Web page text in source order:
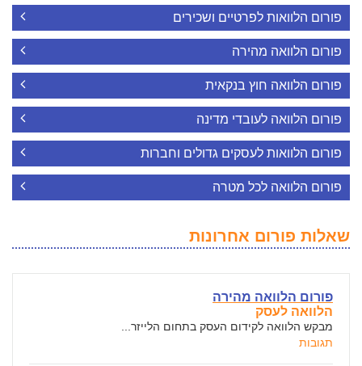
פורום הלוואות לפרטיים ושכירים
פורום הלוואה מהירה
פורום הלוואה חוץ בנקאית
פורום הלוואה לעובדי מדינה
פורום הלוואות לעסקים גדולים וחברות
פורום הלוואה לכל מטרה
שאלות פורום אחרונות
פורום הלוואה מהירה
הלוואה לעסק
מבקש הלוואה לקידום העסק בתחום הלייזר...
תגובות